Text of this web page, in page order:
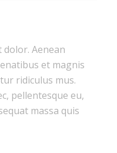
Aenean
et magnis
ridiculus mus.
pellentesque eu,
massa quis